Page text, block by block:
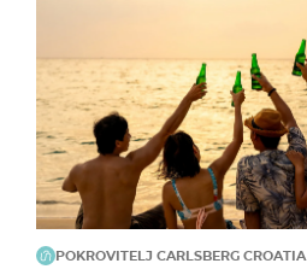
POKROVITELJ CARLSBERG CROATIA